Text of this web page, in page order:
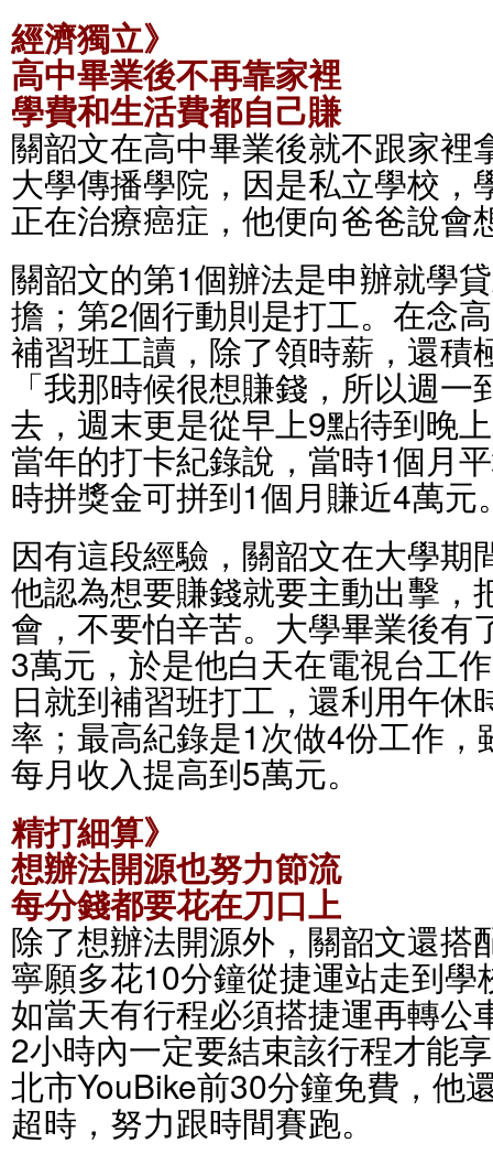
經濟獨立》
高中畢業後不再靠家裡
學費和生活費都自己賺
關韶文在高中畢業後就不跟家裡
大學傳播學院，因是私立學校，
正在治療癌症，他便向爸爸說會
關韶文的第1個辦法是申辦就學
擔；第2個行動則是打工。在念
補習班工讀，除了領時薪，還積
「我那時候很想賺錢，所以週
去，週末更是從早上9點待到晚
當年的打卡紀錄說，當時1個月
時拼獎金可拼到1個月賺近4萬元
因有這段經驗，關韶文在大學期
他認為想要賺錢就要主動出擊，
會，不要怕辛苦。大學畢業後有
3萬元，於是他白天在電視台工
日就到補習班打工，還利用午休
率；最高紀錄是1次做4份工作
每月收入提高到5萬元。
精打細算》
想辦法開源也努力節流
每分錢都要花在刀口上
除了想辦法開源外，關韶文還搭
寧願多花10分鐘從捷運站走到
如當天有行程必須搭捷運再轉公
2小時內一定要結束該行程才能
北市YouBike前30分鐘免費，他
超時，努力跟時間賽跑。